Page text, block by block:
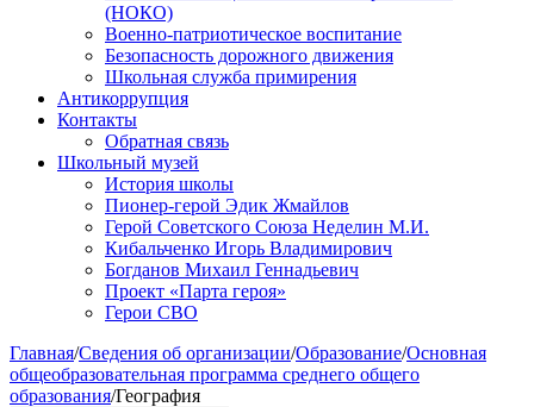
(НОКО)
Военно-патриотическое воспитание
Безопасность дорожного движения
Школьная служба примирения
Антикоррупция
Контакты
Обратная связь
Школьный музей
История школы
Пионер-герой Эдик Жмайлов
Герой Советского Союза Неделин М.И.
Кибальченко Игорь Владимирович
Богданов Михаил Геннадьевич
Проект «Парта героя»
Герои СВО
Главная/Сведения об организации/Образование/Основная
общеобразовательная программа среднего общего
образования/География